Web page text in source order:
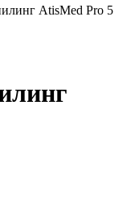
AtisMed Pro 5